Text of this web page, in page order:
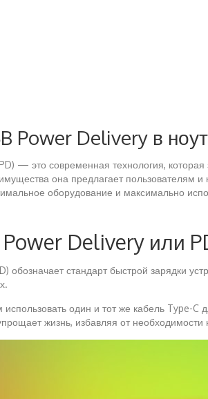
Power Delivery в
— это современная технология, которая
она предлагает пользователям
оборудование и максимально
Power Delivery или
обозначает стандарт быстрой зарядки
один и тот же кабель Type-C
жизнь, избавляя от